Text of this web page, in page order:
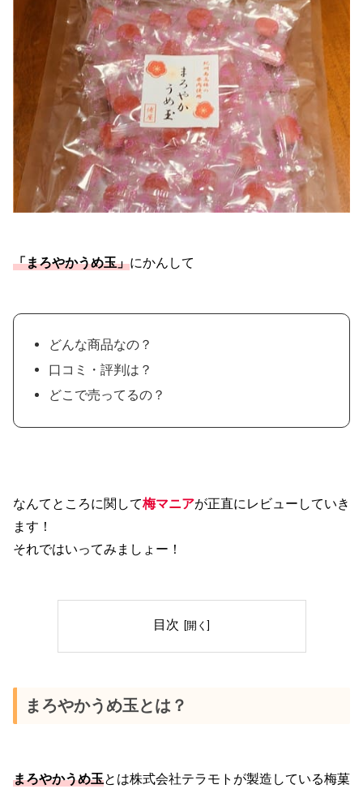
「まろやかうめ玉」にかんして
どんな商品なの？
口コミ・評判は？
どこで売ってるの？
なんてところに関して梅マニアが正直にレビューしていき
ます！
それではいってみましょー！
目次
まろやかうめ玉とは？
まろやかうめ玉とは株式会社テラモトが製造している梅菓